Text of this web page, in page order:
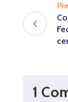
1